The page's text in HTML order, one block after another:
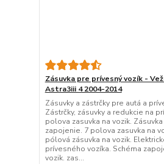
Zásuvka pre prívesný vozík -
Astra3iii 4 2004-2014
Zásuvky a zástrčky pre autá a
Zástrčky, zásuvky a redukcie na
polova zasuvka na vozik.
zapojenie. 7 polova zasuvka na
pólová zásuvka na vozik.
prívesného vozíka. Schéma
vozik. zas...